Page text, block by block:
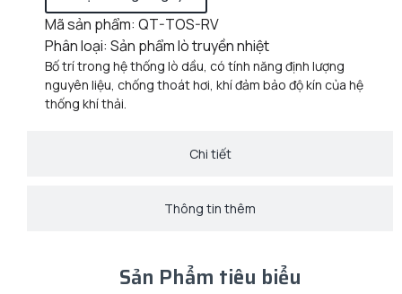
Mã sản phẩm: QT-TOS-RV
Phân loại: Sản phẩm lò truyền nhiệt
Bố trí trong hệ thống lò dầu, có tính năng định lượng
nguyên liệu, chống thoát hơi, khí đảm bảo độ kín của hệ
thống khí thải.
Chi tiết
Thông tin thêm
Sản Phẩm tiêu biểu